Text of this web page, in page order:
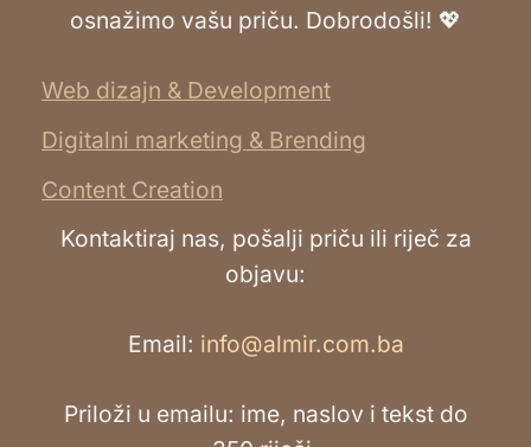
osnažimo vašu priču. Dobrodošli! 💖
Web dizajn & Development
Digitalni marketing & Brending
Content Creation
Kontaktiraj nas, pošalji priču ili riječ za
objavu:
Email: info@almir.com.ba
Priloži u emailu: ime, naslov i tekst do